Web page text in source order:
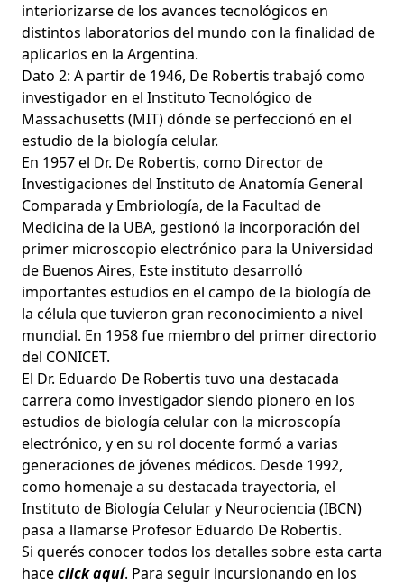
interiorizarse de los avances tecnológicos en
distintos laboratorios del mundo con la finalidad de
aplicarlos en la Argentina.
Dato 2: A partir de 1946, De Robertis trabajó como
investigador en el Instituto Tecnológico de
Massachusetts (MIT) dónde se perfeccionó en el
estudio de la biología celular.
En 1957 el Dr. De Robertis, como Director de
Investigaciones del Instituto de Anatomía General
Comparada y Embriología, de la Facultad de
Medicina de la UBA, gestionó la incorporación del
primer microscopio electrónico para la Universidad
de Buenos Aires, Este instituto desarrolló
importantes estudios en el campo de la biología de
la célula que tuvieron gran reconocimiento a nivel
mundial. En 1958 fue miembro del primer directorio
del CONICET.
El Dr. Eduardo De Robertis tuvo una destacada
carrera como investigador siendo pionero en los
estudios de biología celular con la microscopía
electrónico, y en su rol docente formó a varias
generaciones de jóvenes médicos. Desde 1992,
como homenaje a su destacada trayectoria, el
Instituto de Biología Celular y Neurociencia (IBCN)
pasa a llamarse Profesor Eduardo De Robertis.
Si querés conocer todos los detalles sobre esta carta
haceclick aquí. Para seguir incursionando en los